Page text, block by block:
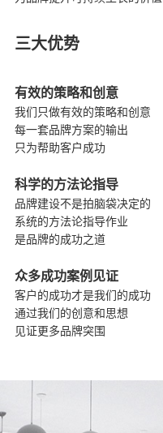
三大优势
有效的策略和创意
我们只做有效的策略和创意
每一套品牌方案的输出
只为帮助客户成功
科学的方法论指导
品牌建设不是拍脑袋决定的
系统的方法论指导作业
是品牌的成功之道
众多成功案例见证
客户的成功才是我们的成功
通过我们的创意和思想
见证更多品牌突围